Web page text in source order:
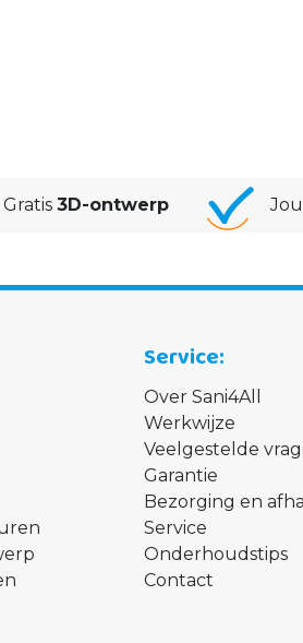
Gratis3D-ontwerp
Service
Over Sani4All
Werkwijze
Veelgestelde
Garantie
Bezorging en
Service
Onderhoudstips
Contact